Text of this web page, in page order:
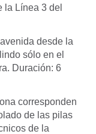
la Línea 3 del
desde la
sólo en el
Duración: 6
corresponden
de las pilas
de la